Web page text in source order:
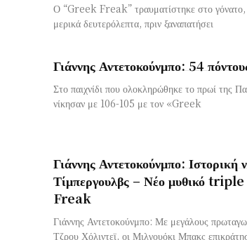
Ο “Greek Freak” τραυματίστηκε στο γόνατο,
μερικά δευτερόλεπτα, πριν ξαναπατήσει
Γιάννης Αντετοκούνμπο: 54
Στο παιχνίδι που ολοκληρώθηκε το πρωί της
νίκησαν με 106-105 με τον «Greek
Γιάννης Αντετοκούνμπο:
Τίμπεργουλβς – Νέο μυθικό
Freak
Γιάννης Αντετοκούνμπο: Με μεγάλους
Τζρου Χόλιντεϊ, οι Μιλγουόκι Μπακς